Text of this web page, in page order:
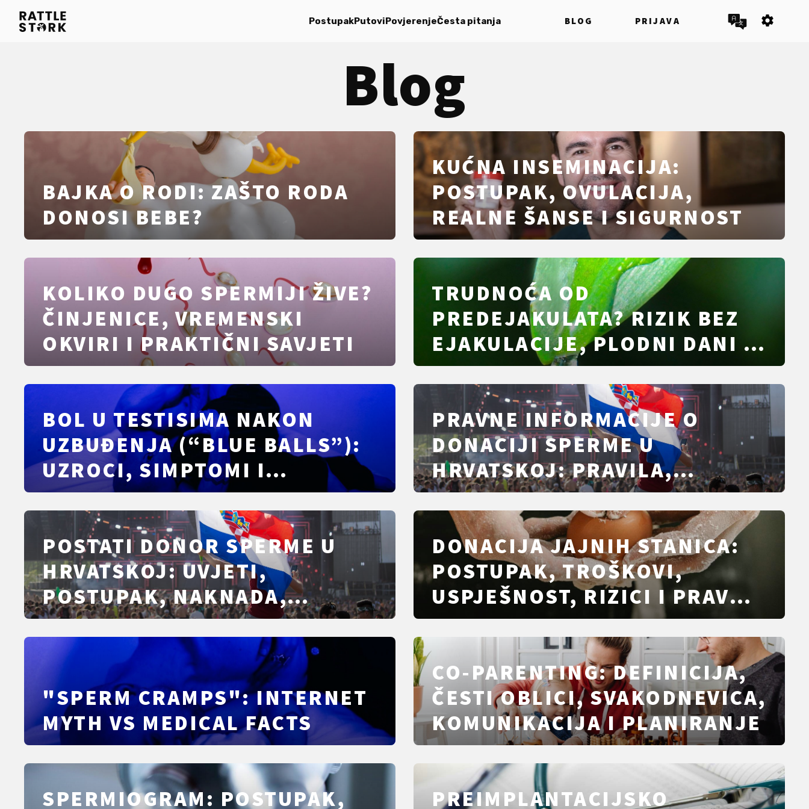
PostupakPutoviPovjerenjeČesta pitanja BLOG PRIJAVA settings
Blog
BAJKA O RODI: ZAŠTO RODA
DONOSI BEBE?
KUĆNA INSEMINACIJA:
POSTUPAK, OVULACIJA,
REALNE ŠANSE I SIGURNOST
KOLIKO DUGO SPERMIJI ŽIVE?
ČINJENICE, VREMENSKI
OKVIRI I PRAKTIČNI SAVJETI
TRUDNOĆA OD
PREDEJAKULATA? RIZIK BEZ
EJAKULACIJE, PLODNI DANI I
ZAŠTITA
BOL U TESTISIMA NAKON
UZBUĐENJA (“BLUE BALLS”):
UZROCI, SIMPTOMI I
OLAKŠANJE
PRAVNE INFORMACIJE O
DONACIJI SPERME U
HRVATSKOJ: PRAVILA,
PODRIJETLO DJETETA I
NAJČEŠĆE ZAMKE
POSTATI DONOR SPERME U
HRVATSKOJ: UVJETI,
POSTUPAK, NAKNADA,
TESTIRANJA I ŠTO REALNO
OČEKIVATI
DONACIJA JAJNIH STANICA:
POSTUPAK, TROŠKOVI,
USPJEŠNOST, RIZICI I PRAVNI
OKVIR U HRVATSKOJ
"SPERM CRAMPS": INTERNET
MYTH VS MEDICAL FACTS
CO-PARENTING: DEFINICIJA,
ČESTI OBLICI, SVAKODNEVICA,
KOMUNIKACIJA I PLANIRANJE
SPERMIOGRAM: POSTUPAK,
PREIMPLANTACIJSKO